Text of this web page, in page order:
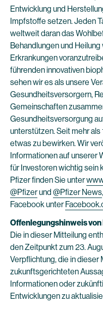
Entwicklung und
Impfstoffe setzen. Jeden
weltweit daran das
Behandlungen und
Erkrankungen
führenden innovativen
sehen wir es als unsere
Gesundheitsversorgern,
Gemeinschaften
Gesundheitsversorgung
unterstützen. Seit mehr als
etwas zu bewirken. Wir
Informationen auf unserer
für Investoren wichtig sein
Pfizer finden Sie unter
@Pfizerund @Pfizer News,
Facebook unter
Offenlegungshinweis von
Die in dieser Mitteilung
den Zeitpunkt zum 23.
Verpflichtung, die in dieser
zukunftsgerichteten
Informationen oder
Entwicklungen zu